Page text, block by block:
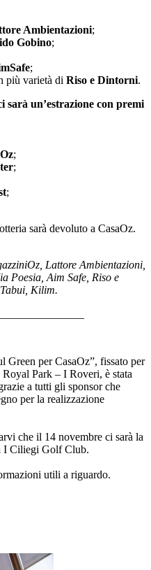
Ambientazioni;
Gobino;
;
più varietà di Riso e Dintorni.
sarà un’estrazione con premi
;
;
;
sarà devoluto a CasaOz.
Lattore Ambientazioni,
Poesia, Aim Safe, Riso e
Kilim.
Green per CasaOz”, fissato per
Park – I Roveri, è stata
a tutti gli sponsor che
per la realizzazione
che il 14 novembre ci sarà la
I Ciliegi Golf Club.
utili a riguardo.